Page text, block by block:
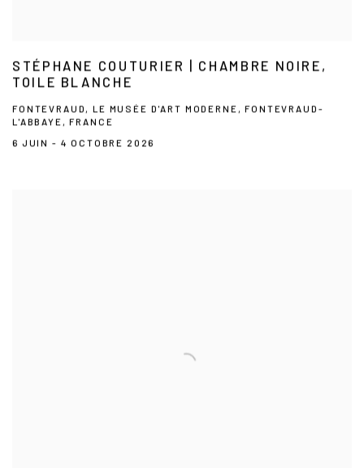
STÉPHANE COUTURIER | CHAMBRE NOIRE,
TOILE BLANCHE
FONTEVRAUD, LE MUSÉE D'ART MODERNE, FONTEVRAUD-
L'ABBAYE, FRANCE
6 JUIN - 4 OCTOBRE 2026